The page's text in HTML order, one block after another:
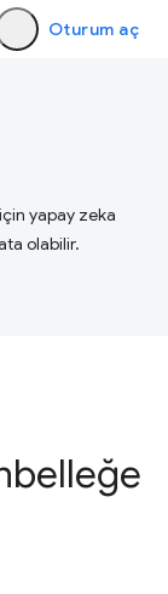
Oturum aç
yapay zeka
olabilir.